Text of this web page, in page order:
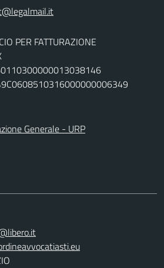
PER FATTURAZIONE
Generale - URP